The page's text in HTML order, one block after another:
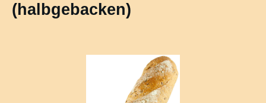
(halbgebacken)